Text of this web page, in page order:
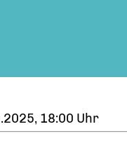
18:00 Uhr